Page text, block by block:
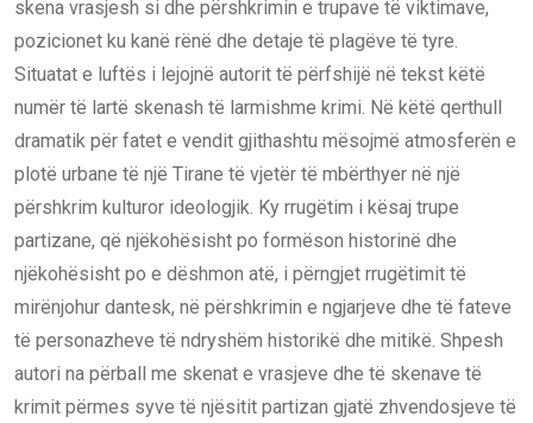
skena vrasjesh si dhe përshkrimin e trupave të viktimave,
pozicionet ku kanë rënë dhe detaje të plagëve të tyre.
Situatat e luftës i lejojnë autorit të përfshijë në tekst këtë
numër të lartë skenash të larmishme krimi. Në këtë qerthull
dramatik për fatet e vendit gjithashtu mësojmë atmosferën e
plotë urbane të një Tirane të vjetër të mbërthyer në një
përshkrim kulturor ideologjik. Ky rrugëtim i kësaj trupe
partizane, që njëkohësisht po formëson historinë dhe
njëkohësisht po e dëshmon atë, i përngjet rrugëtimit të
mirënjohur dantesk, në përshkrimin e ngjarjeve dhe të fateve
të personazheve të ndryshëm historikë dhe mitikë. Shpesh
autori na përball me skenat e vrasjeve dhe të skenave të
krimit përmes syve të njësitit partizan gjatë zhvendosjeve të